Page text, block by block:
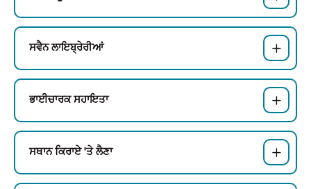
ਸਵੈਨ ਲਾਇਬ੍ਰੇਰੀਆਂ
ਭਾਈਚਾਰਕ ਸਹਾਇਤਾ
ਸਥਾਨ ਕਿਰਾਏ 'ਤੇ ਲੈਣਾ